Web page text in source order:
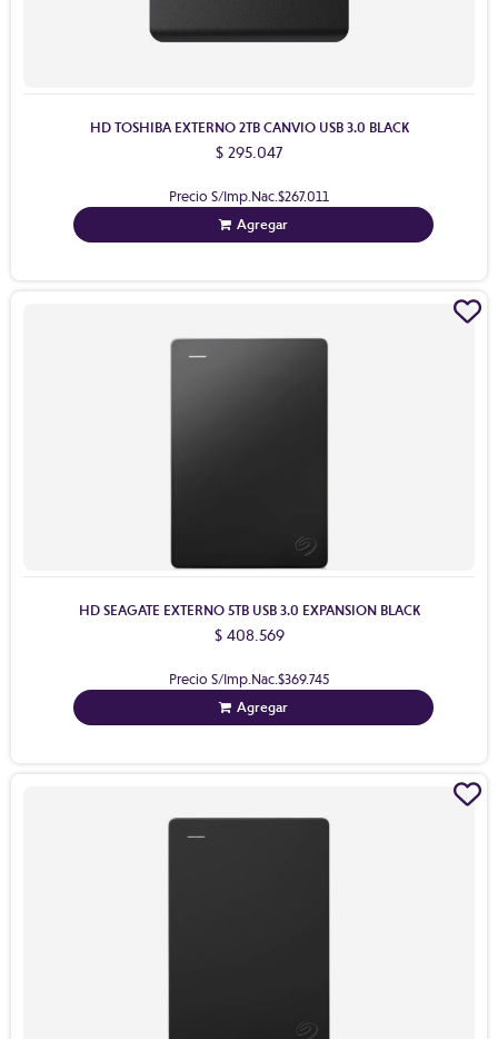
HD TOSHIBA EXTERNO 2TB CANVIO USB 3.0 BLACK
$ 295.047
Precio S/Imp.Nac.$267.011
Agregar
HD SEAGATE EXTERNO 5TB USB 3.0 EXPANSION BLACK
$ 408.569
Precio S/Imp.Nac.$369.745
Agregar